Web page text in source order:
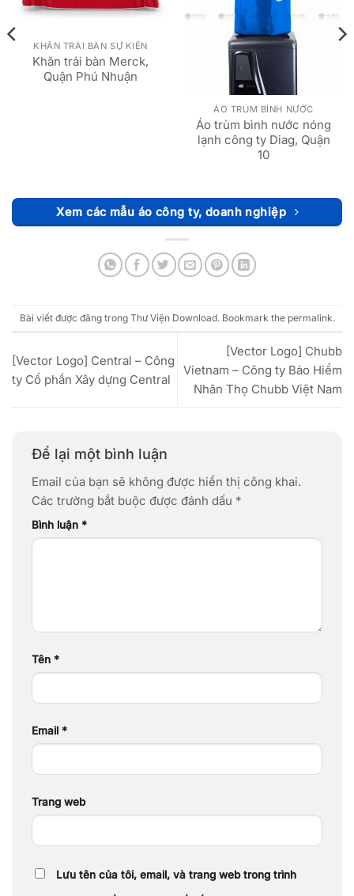
KHĂN TRẢI BÀN SỰ KIỆN
Khăn trải bàn Merck,
Quận Phú Nhuận
ÁO TRÙM BÌNH NƯỚC
Áo trùm bình nước nóng
lạnh công ty Diag, Quận
10
Xem các mẫu áo công ty, doanh nghiệp
Bài viết được đăng trong Thư Viện Download. Bookmark the permalink.
[Vector Logo] Central – Công
ty Cổ phần Xây dựng Central
[Vector Logo] Chubb
Vietnam – Công ty Bảo Hiểm
Nhân Thọ Chubb Việt Nam
Để lại một bình luận
Email của bạn sẽ không được hiển thị công khai.
Các trường bắt buộc được đánh dấu *
Bình luận *
Tên *
Email *
Trang web
Lưu tên của tôi, email, và trang web trong trình